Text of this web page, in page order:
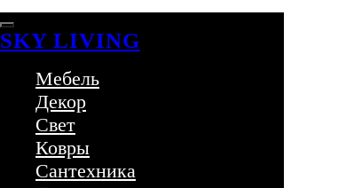
SKY LIVING
Мебель
Декор
Свет
Ковры
Сантехника